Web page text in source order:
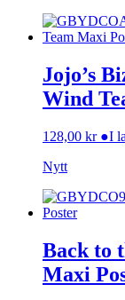
Jojo’s
Wind
128,00 kr ●I
Nytt
Back to
Maxi